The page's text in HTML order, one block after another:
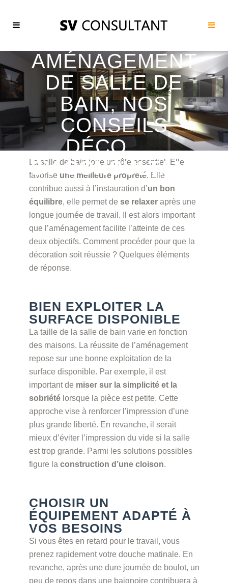
AMÉNAGEMENT
DE SALLE DE
BAIN, NOS
CONSEILS
DÉCO
SV CONSULTANT
La salle de bain joue un rôle essentiel. Elle
favorise une meilleure propreté. Elle
contribue aussi à l’instauration d’un bon
équilibre, elle permet de se relaxeraprès une
longue journée de travail. Il est alors important
que l’aménagement facilite l’atteinte de ces
deux objectifs. Comment procéder pour que la
décoration soit réussie ? Quelques éléments
de réponse.
BIEN EXPLOITER LA
SURFACE DISPONIBLE
La taille de la salle de bain varie en fonction
des maisons. La réussite de l’aménagement
repose sur une bonne exploitation de la
surface disponible. Par exemple, il est
important de miser sur la simplicité et la
sobriétélorsque la pièce est petite. Cette
approche vise à renforcer l’impression d’une
plus grande liberté. En revanche, il serait
mieux d’éviter l’impression du vide si la salle
est trop grande. Parmi les solutions possibles
figure la construction d’une cloison.
CHOISIR UN
ÉQUIPEMENT ADAPTÉ À
VOS BESOINS
Si vous êtes en retard pour le travail, vous
prenez rapidement votre douche matinale. En
revanche, après une dure journée de boulot, un
peu de repos dans une baignoire contribuera à